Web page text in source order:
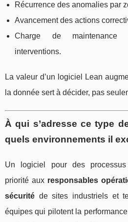
Récurrence des anomalies par
Avancement des actions
Charge de
interventions.
La valeur d’un logiciel Lean
la donnée sert à décider, pas
À qui s’adresse ce type
quels environnements il
Un logiciel pour des
priorité aux responsables
sécurité de sites industriels et
équipes qui pilotent la